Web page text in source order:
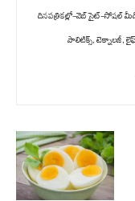
దినపత్రికల్లో-వెబ్ సైట్-సోషల్
పాలిటిక్స్‌, టెక్నాలజీ,